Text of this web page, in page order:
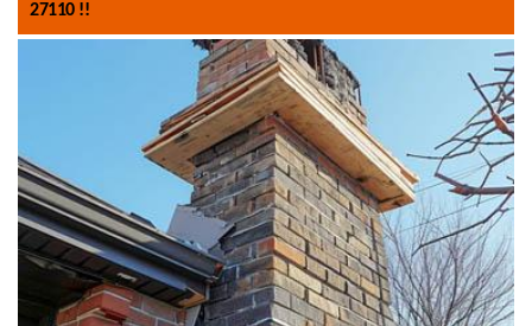
27110 !!